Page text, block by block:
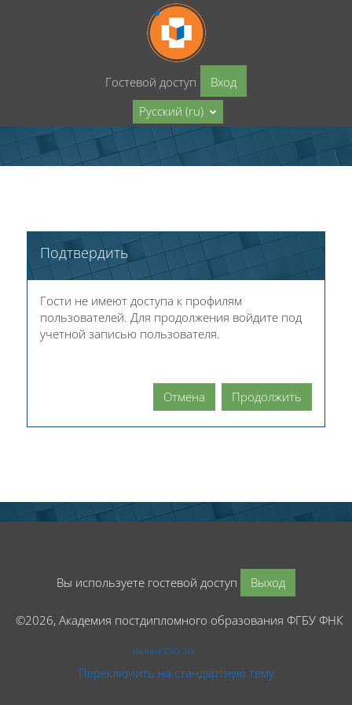
Перейти к основному содержанию
Гостевой доступ
Вход
Русский ‎(ru)‎
Подтвердить
Гости не имеют доступа к профилям
пользователей. Для продолжения войдите под
учетной записью пользователя.
Отмена Продолжить
Вы используете гостевой доступ Выход
©2026, Академия постдипломного образования ФГБУ
На базе СЭО 3KL
Переключить на стандартную тему